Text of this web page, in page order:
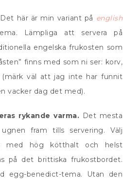
Det här är min variant på english
Lämpliga att servera på
engelska frukosten som
finns med som ni ser: korv,
(märk väl att jag inte har funnit
vacker dag det med).
rykande varma. Det mesta
fram tills servering. Välj
med hög kötthalt och helst
på det brittiska frukostbordet.
egg-benedict-tema. Utan den